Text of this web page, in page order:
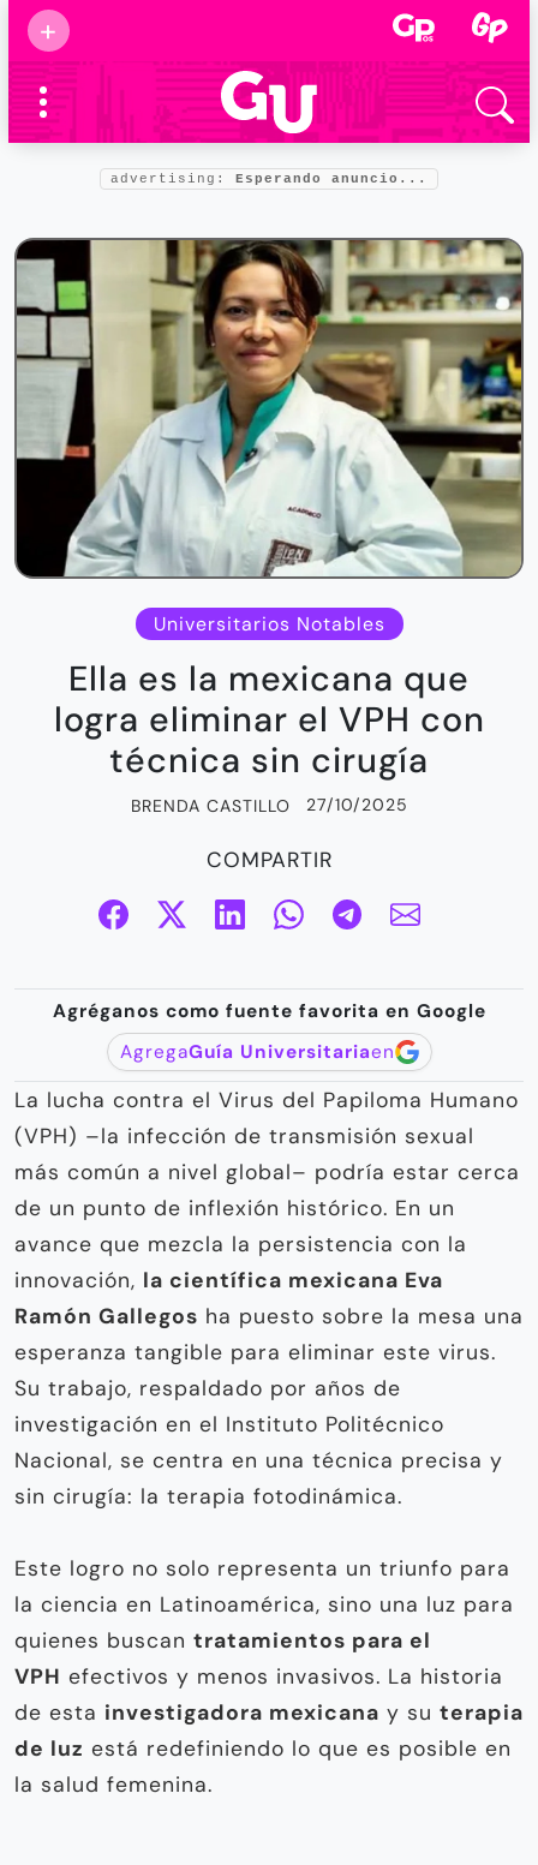
+
Supermamás
2025
Marcas de
confianza
Foro salud
advertising: Esperando anuncio...
Universitarios Notables
Ella es la mexicana que
logra eliminar el VPH con
técnica sin cirugía
BRENDA CASTILLO 27/10/2025
COMPARTIR
Agréganos como fuente favorita en Google
AgregaGuía Universitariaen
La lucha contra el Virus del Papiloma Humano
(VPH) –la infección de transmisión sexual
más común a nivel global– podría estar cerca
de un punto de inflexión histórico. En un
avance que mezcla la persistencia con la
innovación, la científica mexicana Eva
Ramón Gallegos ha puesto sobre la mesa una
esperanza tangible para eliminar este virus.
Su trabajo, respaldado por años de
investigación en el Instituto Politécnico
Nacional, se centra en una técnica precisa y
sin cirugía: la terapia fotodinámica.
Este logro no solo representa un triunfo para
la ciencia en Latinoamérica, sino una luz para
quienes buscan tratamientos para el
VPH efectivos y menos invasivos. La historia
de esta investigadora mexicana y su terapia
de luz está redefiniendo lo que es posible en
la salud femenina.